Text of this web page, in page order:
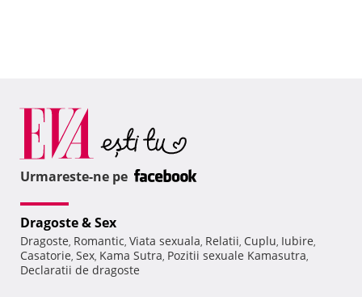
Urmareste-ne pe
Dragoste & Sex
Dragoste, Romantic, Viata sexuala, Relatii, Cuplu, Iubire,
Casatorie, Sex, Kama Sutra, Pozitii sexuale Kamasutra,
Declaratii de dragoste